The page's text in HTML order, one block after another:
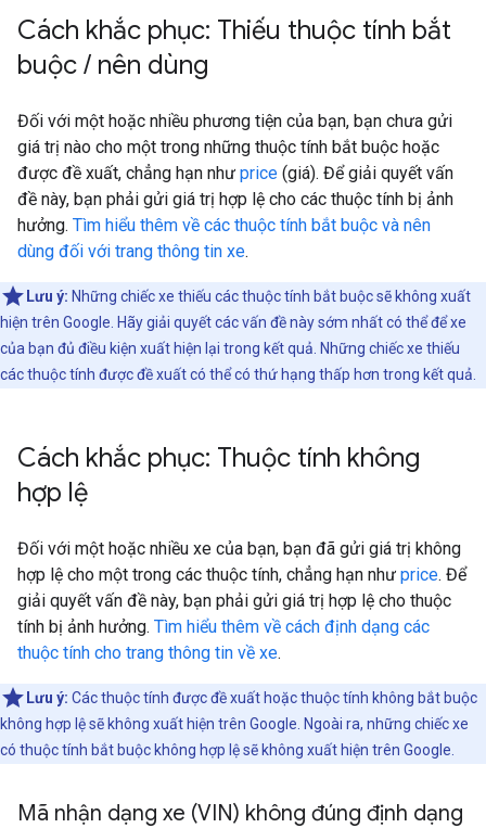
Cách khắc phục: Thiếu thuộc tính bắt
buộc / nên dùng
Đối với một hoặc nhiều phương tiện của bạn, bạn chưa gửi
giá trị nào cho một trong những thuộc tính bắt buộc hoặc
được đề xuất, chẳng hạn như price (giá). Để giải quyết vấn
đề này, bạn phải gửi giá trị hợp lệ cho các thuộc tính bị ảnh
hưởng. Tìm hiểu thêm về các thuộc tính bắt buộc và nên
dùng đối với trang thông tin xe.
Lưu ý: Những chiếc xe thiếu các thuộc tính bắt buộc sẽ không xuất
hiện trên Google. Hãy giải quyết các vấn đề này sớm nhất có thể để xe
của bạn đủ điều kiện xuất hiện lại trong kết quả. Những chiếc xe thiếu
các thuộc tính được đề xuất có thể có thứ hạng thấp hơn trong kết quả.
Cách khắc phục: Thuộc tính không
hợp lệ
Đối với một hoặc nhiều xe của bạn, bạn đã gửi giá trị không
hợp lệ cho một trong các thuộc tính, chẳng hạn như price. Để
giải quyết vấn đề này, bạn phải gửi giá trị hợp lệ cho thuộc
tính bị ảnh hưởng. Tìm hiểu thêm về cách định dạng các
thuộc tính cho trang thông tin về xe.
Lưu ý: Các thuộc tính được đề xuất hoặc thuộc tính không bắt buộc
không hợp lệ sẽ không xuất hiện trên Google. Ngoài ra, những chiếc xe
có thuộc tính bắt buộc không hợp lệ sẽ không xuất hiện trên Google.
Mã nhận dạng xe (VIN) không đúng định dạng